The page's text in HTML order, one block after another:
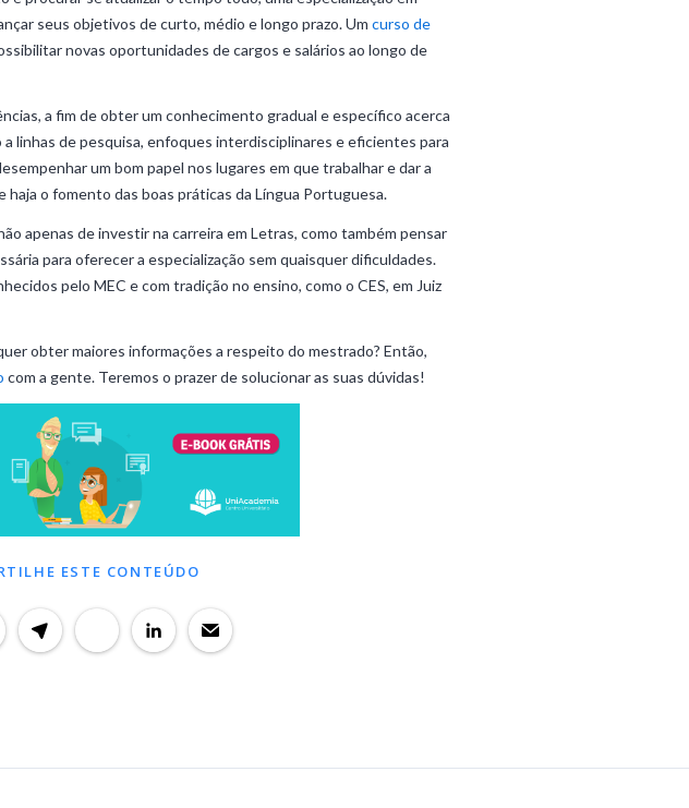
seus objetivos de curto, médio e longo prazo. Umcurso de
novas oportunidades de cargos e salários ao longo de
a fim de obter um conhecimento gradual e específico acerca
linhas de pesquisa, enfoques interdisciplinares e eficientes para
um bom papel nos lugares em que trabalhar e dar a
haja o fomento das boas práticas da Língua Portuguesa.
apenas de investir na carreira em Letras, como também pensar
para oferecer a especialização sem quaisquer dificuldades.
pelo MEC e com tradição no ensino, como o CES, em Juiz
obter maiores informações a respeito do mestrado? Então,
com a gente. Teremos o prazer de solucionar as suas dúvidas!
ESTE CONTEÚDO